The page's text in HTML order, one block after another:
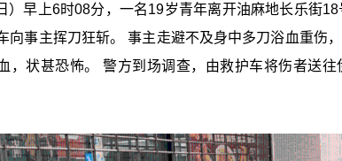
）早上6时08分，一名19岁青年离开油麻地长乐街
向事主挥刀狂斩。 事主走避不及身中多刀浴血重伤
，状甚恐怖。 警方到场调查，由救护车将伤者送